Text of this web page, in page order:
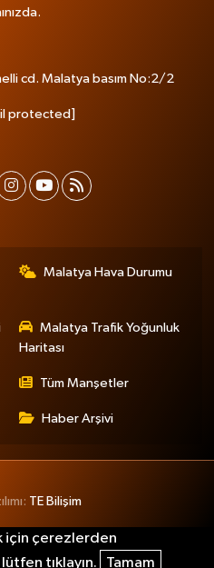
cd. Malatya basım No:2/2
protected]
Malatya Hava Durumu
Malatya Trafik Yoğunluk
Haritası
Tüm Manşetler
Haber Arşivi
TE Bilişim
için çerezlerden
tıklayın.
Tamam